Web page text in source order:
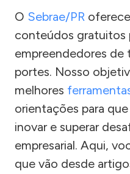
O Sebrae/PR
conteúdos gratuitos
empreendedores de
portes. Nosso
melhores
orientações para
inovar e superar
empresarial. Aqui,
que vão desde